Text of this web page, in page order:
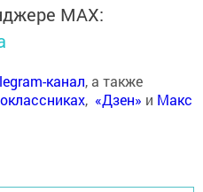
MАХ:
канал, а также
, «Дзен» и Макс